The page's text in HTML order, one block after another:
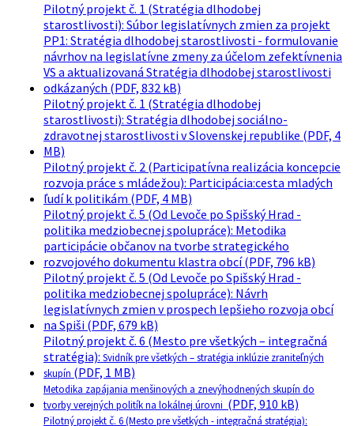
Pilotný projekt č. 1 (Stratégia dlhodobej
starostlivosti): Súbor legislatívnych zmien za projekt
PP1: Stratégia dlhodobej starostlivosti - formulovanie
návrhov na legislatívne zmeny za účelom zefektívnenia
VS a aktualizovaná Stratégia dlhodobej starostlivosti
odkázaných (PDF, 832 kB)
Pilotný projekt č. 1 (Stratégia dlhodobej
starostlivosti): Stratégia dlhodobej sociálno-
zdravotnej starostlivosti v Slovenskej republike (PDF, 4
MB)
Pilotný projekt č. 2 (Participatívna realizácia koncepcie
rozvoja práce s mládežou): Participácia:cesta mladých
ľudí k politikám (PDF, 4 MB)
Pilotný projekt č. 5 (Od Levoče po Spišský Hrad -
politika medziobecnej spolupráce): Metodika
participácie občanov na tvorbe strategického
rozvojového dokumentu klastra obcí (PDF, 796 kB)
Pilotný projekt č. 5 (Od Levoče po Spišský Hrad -
politika medziobecnej spolupráce): Návrh
legislatívnych zmien v prospech lepšieho rozvoja obcí
na Spiši (PDF, 679 kB)
Pilotný projekt č. 6 (Mesto pre všetkých – integračná
stratégia): Svidník pre všetkých – stratégia inklúzie zraniteľných
skupín (PDF, 1 MB)
Metodika zapájania menšinových a znevýhodnených skupín do
tvorby verejných politík na lokálnej úrovni (PDF, 910 kB)
Pilotný projekt č. 6 (Mesto pre všetkých - integračná stratégia):